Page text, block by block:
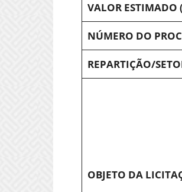
VALOR ESTIMADO
NÚMERO DO
REPARTIÇÃO/
OBJETO DA